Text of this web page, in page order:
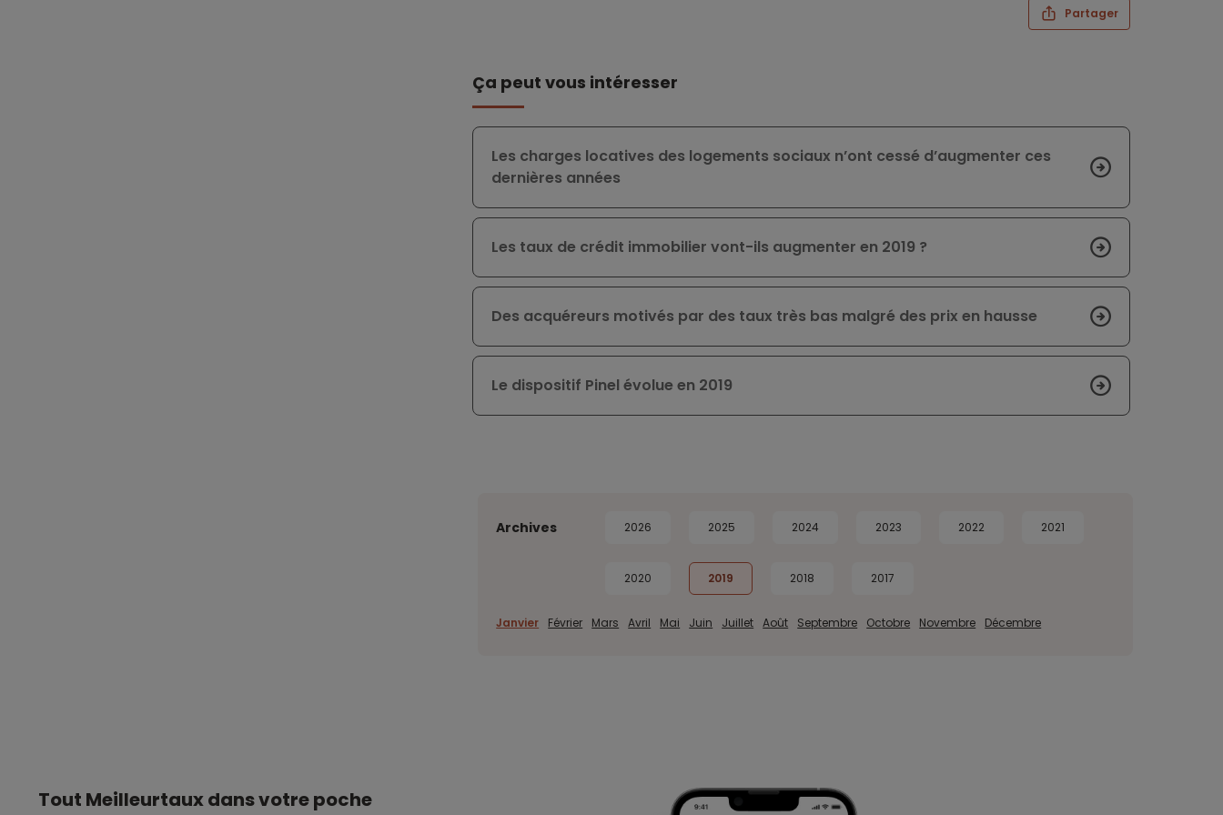
Partager
Ça peut vous intéresser
Les charges locatives des logements sociaux n’ont cessé d’augmenter ces
dernières années
Les taux de crédit immobilier vont-ils augmenter en 2019 ?
Des acquéreurs motivés par des taux très bas malgré des prix en hausse
Le dispositif Pinel évolue en 2019
Archives 2026 2025 2024 2023 2022 2021
2020 2019 2018 2017
Janvier Février Mars Avril Mai Juin Juillet Août Septembre Octobre Novembre Décembre
Tout Meilleurtaux dans votre poche